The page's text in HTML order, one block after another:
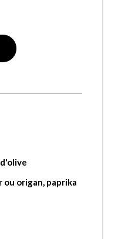
ou origan, paprika